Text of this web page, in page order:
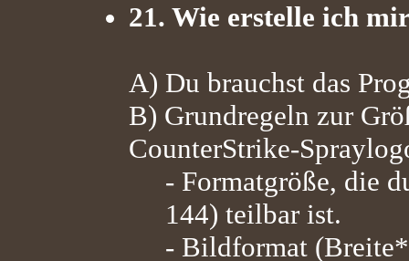
21. Wie erstelle ich
A) Du brauchst das
B) Grundregeln zur
CounterStrike-
- Formatgröße, die
144) teilbar ist.
- Bildformat